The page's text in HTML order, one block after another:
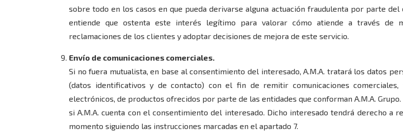
sobre todo en los casos en que pueda derivarse alguna actuación fraudulenta por parte del
entiende que ostenta este interés legítimo para valorar cómo atiende a través de
reclamaciones de los clientes y adoptar decisiones de mejora de este servicio.
Envío de comunicaciones comerciales.
Si no fuera mutualista, en base al consentimiento del interesado, A.M.A. tratará los datos
(datos identificativos y de contacto) con el fin de remitir comunicaciones
electrónicos, de productos ofrecidos por parte de las entidades que conforman A.M.A.
si A.M.A. cuenta con el consentimiento del interesado. Dicho interesado tendrá derecho a
momento siguiendo las instrucciones marcadas en el apartado 7.